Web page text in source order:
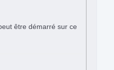
être démarré sur ce